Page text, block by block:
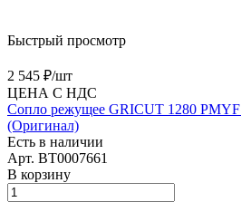
Быстрый просмотр
2 545 ₽/шт
ЦЕНА С НДС
Сопло режущее GRICUT 1280 PMYF
(Оригинал)
Есть в наличии
Арт. BT0007661
В корзину